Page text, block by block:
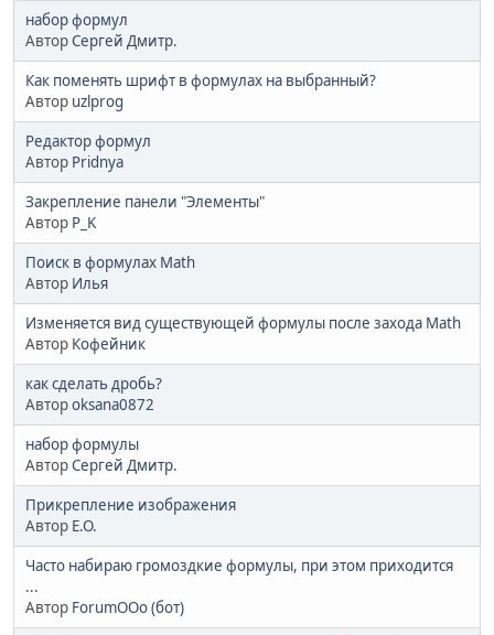
набор формул
АвторСергей Дмитр.
Как поменять шрифт в формулах на выбранный?
Автор uzlprog
Редактор формул
Автор Pridnya
Закрепление панели "Элементы"
Автор P_K
Поиск в формулах Math
Автор Илья
Изменяется вид существующей формулы после захода Math
Автор Кофейник
как сделать дробь?
Авторoksana0872
набор формулы
АвторСергей Дмитр.
Прикрепление изображения
Автор E.O.
Часто набираю громоздкие формулы, при этом приходится
...
Автор ForumOOo (бот)